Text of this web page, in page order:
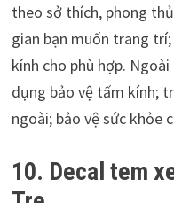
theo sở thích, phong
gian bạn muốn trang
kính cho phù hợp.
dụng bảo vệ tấm kính;
ngoài; bảo vệ sức khỏe
10. Decal tem